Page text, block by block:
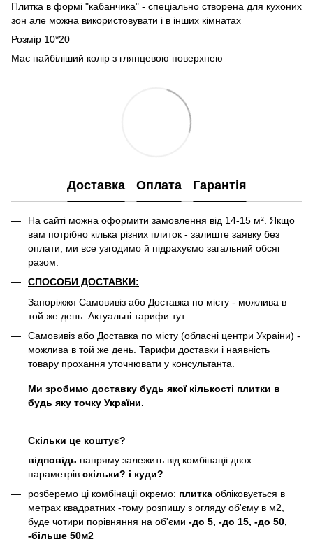
Плитка в формі "кабанчика" - спеціально створена для кухоних
зон але можна використовувати і в інших кімнатах
Розмір 10*20
Має найбіліший колір з глянцевою поверхнею
Доставка Оплата Гарантія
На сайті можна оформити замовлення від 14-15 м². Якщо
вам потрібно кілька різних плиток - залиште заявку без
оплати, ми все узгодимо й підрахуємо загальний обсяг
разом.
СПОСОБИ ДОСТАВКИ:
Запоріжжя Самовивіз або Доставка по місту - можлива в
той же день. Актуальні тарифи тут
Самовивіз або Доставка по місту (обласні центри Украіни) -
можлива в той же день. Тарифи доставки і наявність
товару прохання уточнювати у консультанта.
Ми зробимо доставку будь якої кількості плитки в
будь яку точку України.
Скільки це коштує?
відповідь напряму залежить від комбінаціі двох
параметрів скільки? і куди?
розберемо ці комбінаціі окремо: плитка обліковується в
метрах квадратних -тому розпишу з огляду об'єму в м2,
буде чотири порівняння на об'єми -до 5, -до 15, -до 50,
-більше 50м2